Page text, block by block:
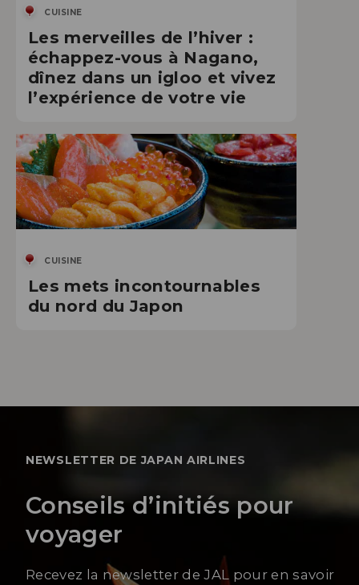
CUISINE
Les merveilles de l’hiver :
échappez-vous à Nagano,
dînez dans un igloo et vivez
l’expérience de votre vie
CUISINE
Les mets incontournables
du nord du Japon
NEWSLETTER DE JAPAN AIRLINES
Conseils d’initiés pour
voyager
Recevez la newsletter de JAL pour en savoir